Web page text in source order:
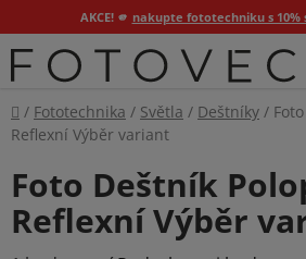
AKCE! 🫵 nakupte fototechniku s 10%
Přejít
na
Domů
/ Fototechnika / Světla / Deštníky /
Reflexní Výběr variant
Foto Deštník
Reflexní Výběr